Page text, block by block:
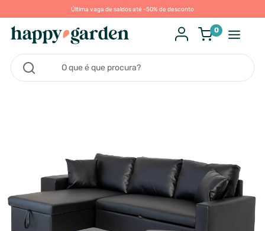
Última vaga de saldos até -50% de desconto
0